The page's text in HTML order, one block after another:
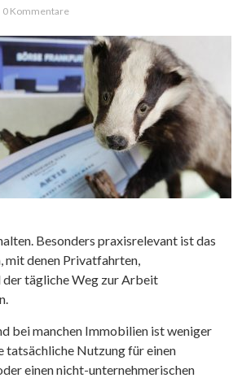
0 Kommentare
Besonders praxisrelevant ist das
mit denen Privatfahrten,
der tägliche Weg zur Arbeit
bei manchen Immobilien ist weniger
tatsächliche Nutzung für einen
einen nicht-unternehmerischen